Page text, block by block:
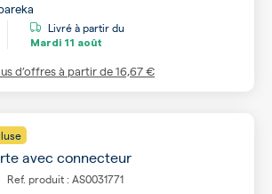
Livré à partir du
Mardi 11 août
d’offres à partir de16,67 €
avec connecteur
Ref. produit : AS0031771